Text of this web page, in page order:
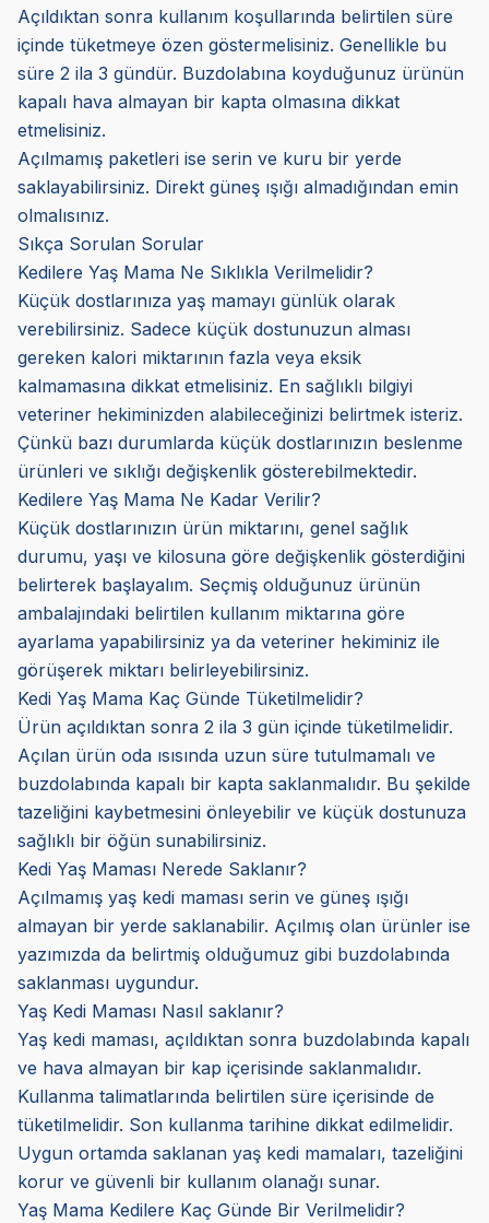
Açıldıktan sonra kullanım koşullarında belirtilen süre
içinde tüketmeye özen göstermelisiniz. Genellikle bu
süre 2 ila 3 gündür. Buzdolabına koyduğunuz ürünün
kapalı hava almayan bir kapta olmasına dikkat
etmelisiniz.
Açılmamış paketleri ise serin ve kuru bir yerde
saklayabilirsiniz. Direkt güneş ışığı almadığından emin
olmalısınız.
Sıkça Sorulan Sorular
Kedilere Yaş Mama Ne Sıklıkla Verilmelidir?
Küçük dostlarınıza yaş mamayı günlük olarak
verebilirsiniz. Sadece küçük dostunuzun alması
gereken kalori miktarının fazla veya eksik
kalmamasına dikkat etmelisiniz. En sağlıklı bilgiyi
veteriner hekiminizden alabileceğinizi belirtmek isteriz.
Çünkü bazı durumlarda küçük dostlarınızın beslenme
ürünleri ve sıklığı değişkenlik gösterebilmektedir.
Kedilere Yaş Mama Ne Kadar Verilir?
Küçük dostlarınızın ürün miktarını, genel sağlık
durumu, yaşı ve kilosuna göre değişkenlik gösterdiğini
belirterek başlayalım. Seçmiş olduğunuz ürünün
ambalajındaki belirtilen kullanım miktarına göre
ayarlama yapabilirsiniz ya da veteriner hekiminiz ile
görüşerek miktarı belirleyebilirsiniz.
Kedi Yaş Mama Kaç Günde Tüketilmelidir?
Ürün açıldıktan sonra 2 ila 3 gün içinde tüketilmelidir.
Açılan ürün oda ısısında uzun süre tutulmamalı ve
buzdolabında kapalı bir kapta saklanmalıdır. Bu şekilde
tazeliğini kaybetmesini önleyebilir ve küçük dostunuza
sağlıklı bir öğün sunabilirsiniz.
Kedi Yaş Maması Nerede Saklanır?
Açılmamış yaş kedi maması serin ve güneş ışığı
almayan bir yerde saklanabilir. Açılmış olan ürünler ise
yazımızda da belirtmiş olduğumuz gibi buzdolabında
saklanması uygundur.
Yaş Kedi Maması Nasıl saklanır?
Yaş kedi maması, açıldıktan sonra buzdolabında kapalı
ve hava almayan bir kap içerisinde saklanmalıdır.
Kullanma talimatlarında belirtilen süre içerisinde de
tüketilmelidir. Son kullanma tarihine dikkat edilmelidir.
Uygun ortamda saklanan yaş kedi mamaları, tazeliğini
korur ve güvenli bir kullanım olanağı sunar.
Yaş Mama Kedilere Kaç Günde Bir Verilmelidir?